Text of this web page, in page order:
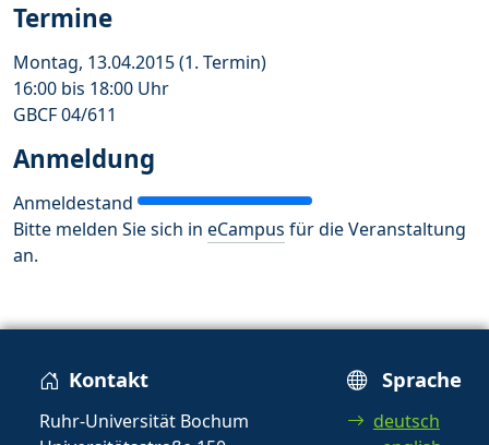
Termine
Montag, 13.04.2015 (1. Termin)
16:00 bis 18:00 Uhr
GBCF 04/611
Anmeldung
Anmeldestand
Bitte melden Sie sich in eCampus für die Veranstaltung
an.
Kontakt
Ruhr-Universität Bochum
Sprache
deutsch